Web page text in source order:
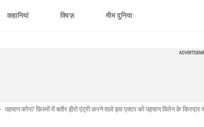
कहानियां क्विज़ मीम दुनिया
पहचान कौन? फ़िल्मों में बतौर हीरो एंट्री करने वाले इस एक्टर को पहचान विलेन के किरदार